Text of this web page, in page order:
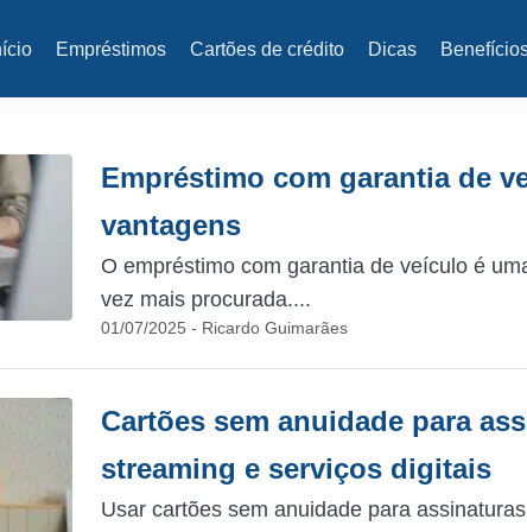
Empréstimos Cartões de crédito Dicas
Empréstimo com garantia de
vantagens
O empréstimo com garantia de veículo é
vez mais procurada....
01/07/2025 - Ricardo Guimarães
Cartões sem anuidade para
streaming e serviços digitais
Usar cartões sem anuidade para